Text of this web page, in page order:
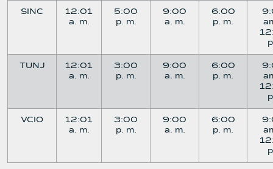
SINC
12:01
a. m.
5:00
p. m.
9:00
a. m.
6:00
p. m.
TUNJ
12:01
a. m.
3:00
p. m.
9:00
a. m.
6:00
p. m.
VCIO
12:01
a. m.
3:00
p. m.
9:00
a. m.
6:00
p. m.